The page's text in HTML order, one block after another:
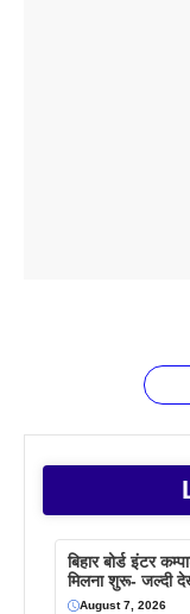
बिहार बोर्ड इंटर
मिलना शुरू- जल्दी
August 7, 2026